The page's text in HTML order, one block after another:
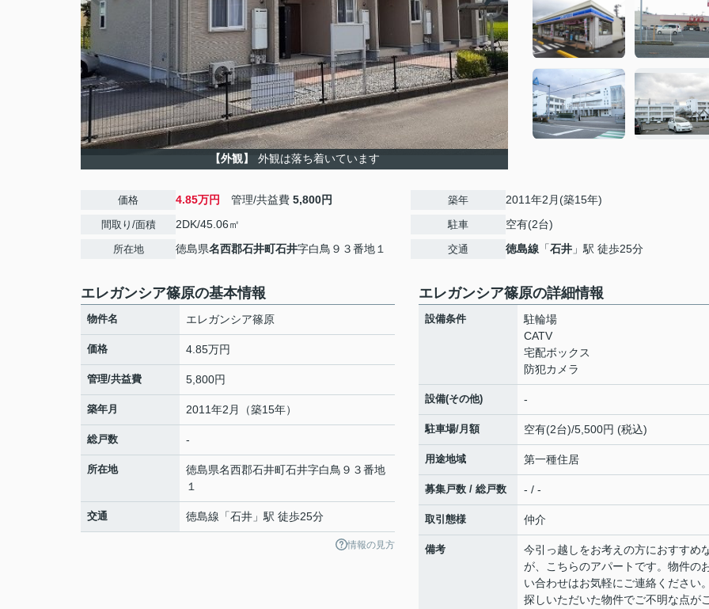
【外観】 外観は落ち着いています
価格 4.85万円 管理/共益費 5,800円
間取り/面積 2DK/45.06㎡
所在地 徳島県名西郡石井町石井字白鳥９３番地１
築年 2011年2月(築15年)
駐車 空有(2台)
交通 徳島線 「石井 」駅 徒歩25分
エレガンシア篠原の基本情報
物件名 エレガンシア篠原
価格 4.85万円
管理/共益費 5,800円
築年月 2011年2月（築15年）
総戸数 -
所在地 徳島県名西郡石井町石井字白鳥９３番地
１
交通 徳島線 「石井 」駅 徒歩25分
情報の見方
エレガンシア篠原の詳細情報
設備条件
駐輪場
CATV
宅配ボックス
防犯カメラ
設備(その他) -
駐車場/月額 空有(2台)/5,500円 (税込)
用途地域 第一種住居
募集戸数 / 総戸数 - / -
取引態様 仲介
備考
今引っ越しをお考えの方におすすめ
が、こちらのアパートです。物件の
い合わせはお気軽にご連絡ください
探しいただいた物件でご不明な点が